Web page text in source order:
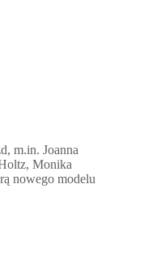
m.in. Joanna
Monika
nowego modelu